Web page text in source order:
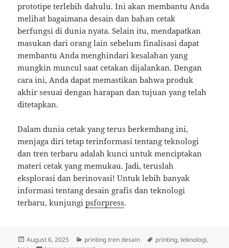
prototipe terlebih dahulu. Ini akan membantu Anda
melihat bagaimana desain dan bahan cetak
berfungsi di dunia nyata. Selain itu, mendapatkan
masukan dari orang lain sebelum finalisasi dapat
membantu Anda menghindari kesalahan yang
mungkin muncul saat cetakan dijalankan. Dengan
cara ini, Anda dapat memastikan bahwa produk
akhir sesuai dengan harapan dan tujuan yang telah
ditetapkan.
Dalam dunia cetak yang terus berkembang ini,
menjaga diri tetap terinformasi tentang teknologi
dan tren terbaru adalah kunci untuk menciptakan
materi cetak yang memukau. Jadi, teruslah
eksplorasi dan berinovasi! Untuk lebih banyak
informasi tentang desain grafis dan teknologi
terbaru, kunjungipsforpress.
Posted
August 6, 2025 Categories
printing tren desain Tags
printing,teknologi,